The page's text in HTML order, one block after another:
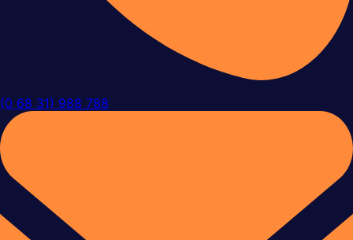
(0 68 31) 988 788